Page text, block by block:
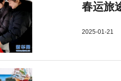
春运旅
2025-01-21